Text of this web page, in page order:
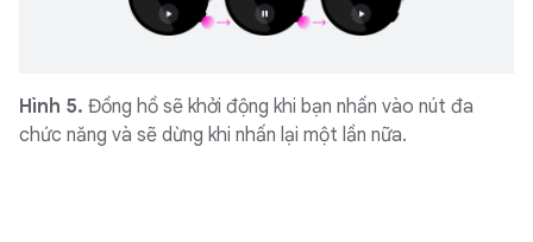
Hình 5. Đồng hồ sẽ khởi động khi bạn nhấn vào nút đa
chức năng và sẽ dừng khi nhấn lại một lần nữa.